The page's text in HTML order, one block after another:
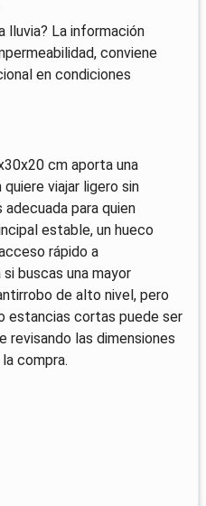
La información
conviene
en condiciones
cm aporta una
viajar ligero sin
adecuada para quien
estable, un hueco
rápido a
buscas una mayor
de alto nivel, pero
estancias cortas puede ser
revisando las dimensiones
compra.